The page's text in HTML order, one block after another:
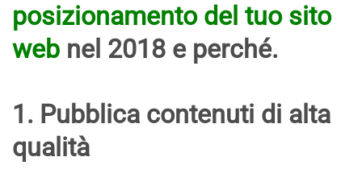
posizionamento del tuo sito
web nel 2018 e perché.
1. Pubblica contenuti di alta
qualità